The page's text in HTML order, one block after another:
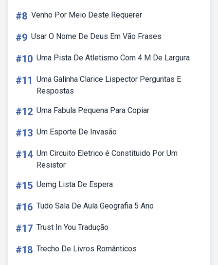
#8 Venho Por Meio Deste Requerer
#9 Usar O Nome De Deus Em Vão Frases
#10 Uma Pista De Atletismo Com 4 M De Largura
#11 Uma Galinha Clarice Lispector Perguntas E
Respostas
#12 Uma Fabula Pequena Para Copiar
#13 Um Esporte De Invasão
#14 Um Circuito Eletrico é Constituido Por Um
Resistor
#15 Uemg Lista De Espera
#16 Tudo Sala De Aula Geografia 5 Ano
#17 Trust In You Tradução
#18 Trecho De Livros Românticos